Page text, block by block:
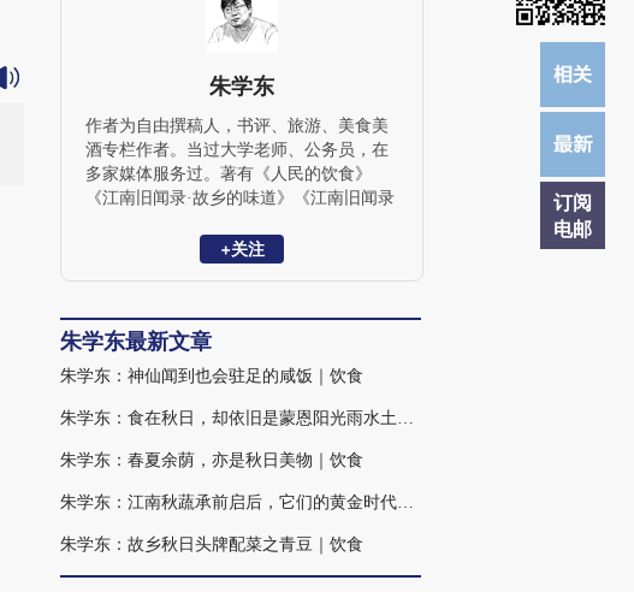
订阅
电邮
朱学东
作者为自由撰稿人，书评、旅游、美食美
酒专栏作者。当过大学老师、公务员，在
多家媒体服务过。著有《人民的饮食》
《江南旧闻录·故乡的味道》《江南旧闻录
+关注
朱学东最新文章
朱学东：神仙闻到也会驻足的咸饭｜饮食
朱学东：食在秋日，却依旧是蒙恩阳光雨水土壤的时令之物｜饮食
朱学东：春夏余荫，亦是秋日美物｜饮食
朱学东：江南秋蔬承前启后，它们的黄金时代还没到来｜饮食
朱学东：故乡秋日头牌配菜之青豆｜饮食